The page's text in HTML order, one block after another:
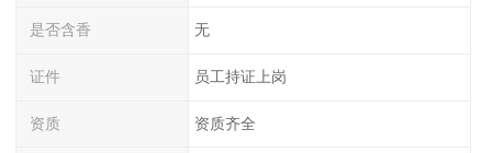
是否含香 无
证件 员工持证上岗
资质 资质齐全